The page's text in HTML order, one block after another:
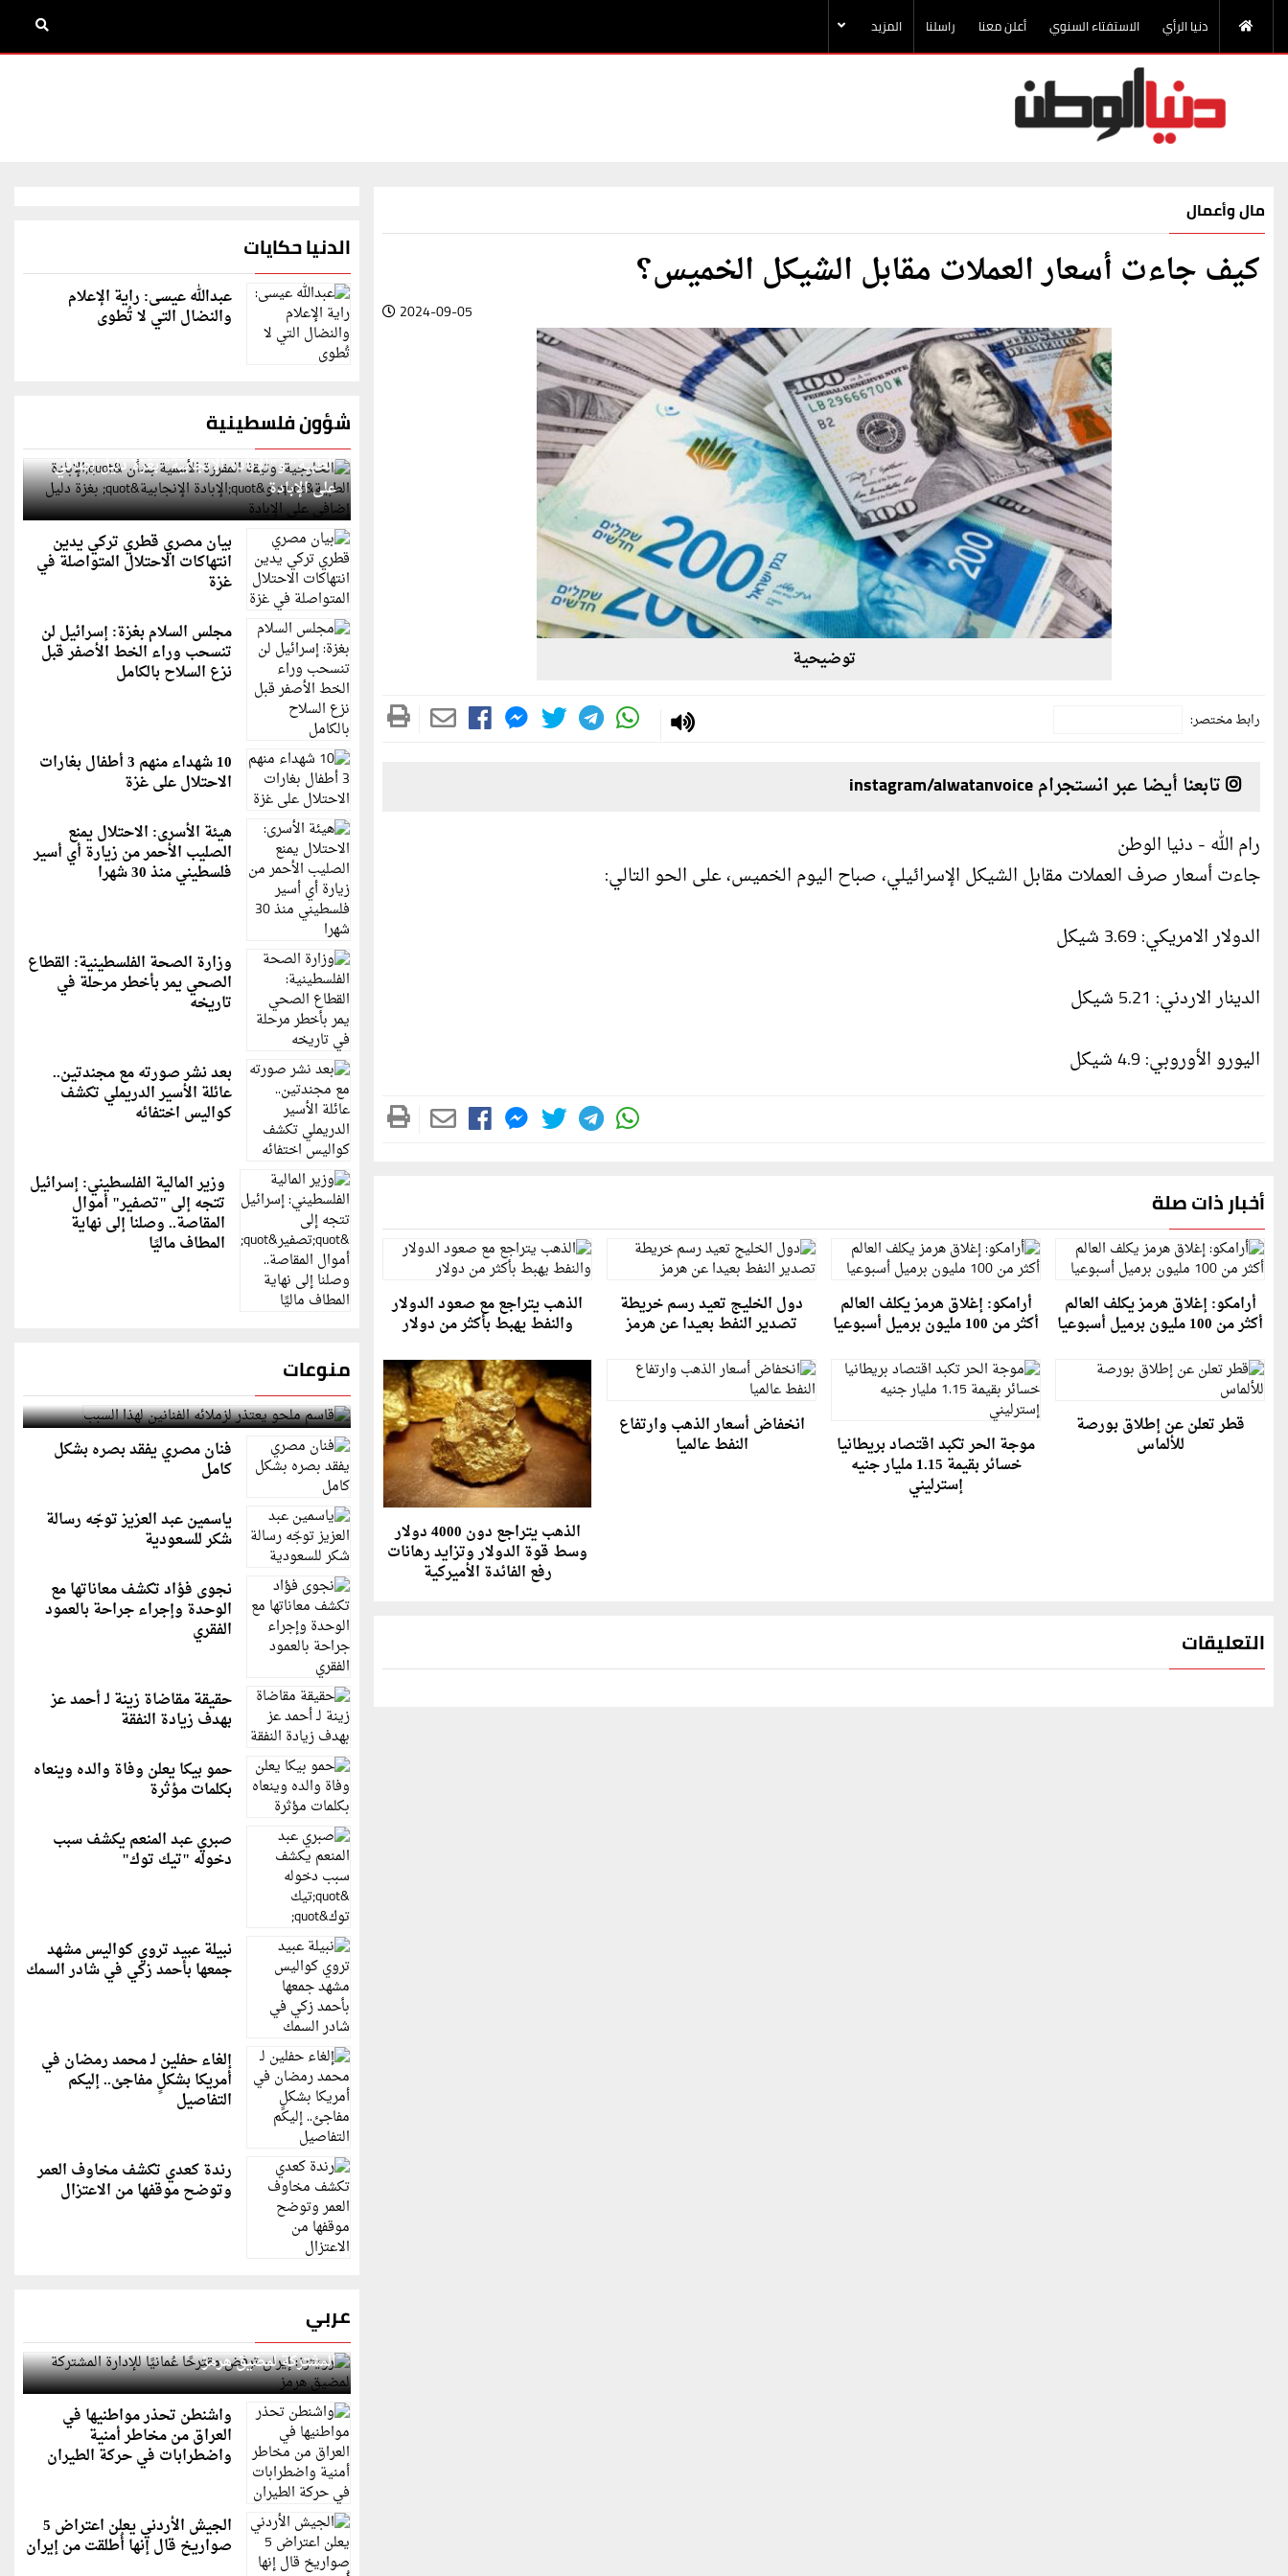
دنيا الرأي الاستفتاء السنوي أعلن معنا راسلنا المزيد
مال وأعمال
كيف جاءت أسعار العملات مقابل الشيكل الخميس؟
2024-09-05
توضيحية
رابط مختصر:
تابعنا أيضا عبر انستجرام instagram/alwatanvoice
رام الله - دنيا الوطن
جاءت أسعار صرف العملات مقابل الشيكل الإسرائيلي، صباح اليوم الخميس، على الحو التالي:
الدولار الامريكي: 3.69 شيكل
الدينار الاردني: 5.21 شيكل
اليورو الأوروبي: 4.9 شيكل
أخبار ذات صلة
أرامكو: إغلاق هرمز يكلف العالم
أكثر من 100 مليون برميل أسبوعيا
أرامكو: إغلاق هرمز يكلف العالم
أكثر من 100 مليون برميل أسبوعيا
دول الخليج تعيد رسم خريطة
تصدير النفط بعيدا عن هرمز
الذهب يتراجع مع صعود الدولار
والنفط يهبط بأكثر من دولار
قطر تعلن عن إطلاق بورصة
للألماس موجة الحر تكبد اقتصاد بريطانيا
خسائر بقيمة 1.15 مليار جنيه
إسترليني
انخفاض أسعار الذهب وارتفاع
النفط عالميا
الذهب يتراجع دون 4000 دولار
وسط قوة الدولار وتزايد رهانات
رفع الفائدة الأميركية
التعليقات
الدنيا حكايات
عبدالله عيسى: راية الإعلام
والنضال التي لا تُطوى
شؤون فلسطينية
الخارجية: وثيقة المقررة الأممية بشأن "الإبادة
الطبية" و"الإبادة الإنجابية" بغزة دليل إضافي
على الإبادة
بيان مصري قطري تركي يدين
انتهاكات الاحتلال المتواصلة في
غزة
مجلس السلام بغزة: إسرائيل لن
تنسحب وراء الخط الأصفر قبل
نزع السلاح بالكامل
10 شهداء منهم 3 أطفال بغارات
الاحتلال على غزة
هيئة الأسرى: الاحتلال يمنع
الصليب الأحمر من زيارة أي أسير
فلسطيني منذ 30 شهرا
وزارة الصحة الفلسطينية: القطاع
الصحي يمر بأخطر مرحلة في
تاريخه
بعد نشر صورته مع مجندتين..
عائلة الأسير الدريملي تكشف
كواليس اختفائه
وزير المالية الفلسطيني: إسرائيل
تتجه إلى "تصفير" أموال
المقاصة.. وصلنا إلى نهاية
المطاف ماليًا
منوعات
قاسم ملحو يعتذر لزملائه الفنانين لهذا السبب
فنان مصري يفقد بصره بشكل
كامل
ياسمين عبد العزيز توجّه رسالة
شكر للسعودية
نجوى فؤاد تكشف معاناتها مع
الوحدة وإجراء جراحة بالعمود
الفقري
حقيقة مقاضاة زينة لـ أحمد عز
بهدف زيادة النفقة
حمو بيكا يعلن وفاة والده وينعاه
بكلمات مؤثرة
صبري عبد المنعم يكشف سبب
دخوله "تيك توك"
نبيلة عبيد تروي كواليس مشهد
جمعها بأحمد زكي في شادر السمك
إلغاء حفلين لـ محمد رمضان في
أمريكا بشكلٍ مفاجئ.. إليكم
التفاصيل
رندة كعدي تكشف مخاوف العمر
وتوضح موقفها من الاعتزال
عربي
رويترز: إيران ترفض مقترحًا عُمانيًا للإدارة
المشتركة لمضيق هرمز
واشنطن تحذر مواطنيها في
العراق من مخاطر أمنية
واضطرابات في حركة الطيران
الجيش الأردني يعلن اعتراض 5
صواريخ قال إنها أُطلقت من إيران